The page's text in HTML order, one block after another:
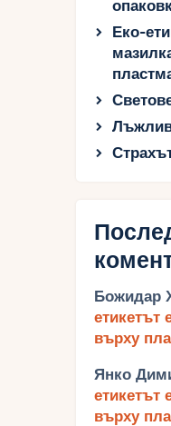
Еко-
Божидар
етикетът
върху
Янко
етикетът
върху